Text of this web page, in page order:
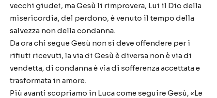
vecchi giudei, ma Gesù li rimprovera, Lui il Dio della
misericordia, del perdono, è venuto il tempo della
salvezza non della condanna.
Da ora chi segue Gesù non si deve offendere per i
rifiuti ricevuti, la via di Gesù è diversa non è via di
vendetta, di condanna è via di sofferenza accettata e
trasformata in amore.
Più avanti scopriamo in Luca come seguire Gesù, «Le